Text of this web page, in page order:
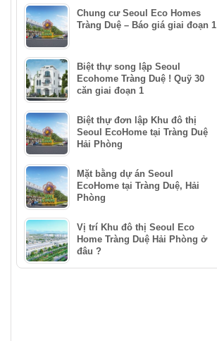
Chung cư Seoul Eco Homes
Tràng Duệ – Báo giá giai đoạn 1
Biệt thự song lập Seoul
Ecohome Tràng Duệ ! Quỹ 30
căn giai đoạn 1
Biệt thự đơn lập Khu đô thị
Seoul EcoHome tại Tràng Duệ
Hải Phòng
Mặt bằng dự án Seoul
EcoHome tại Tràng Duệ, Hải
Phòng
Vị trí Khu đô thị Seoul Eco
Home Tràng Duệ Hải Phòng ở
đâu ?